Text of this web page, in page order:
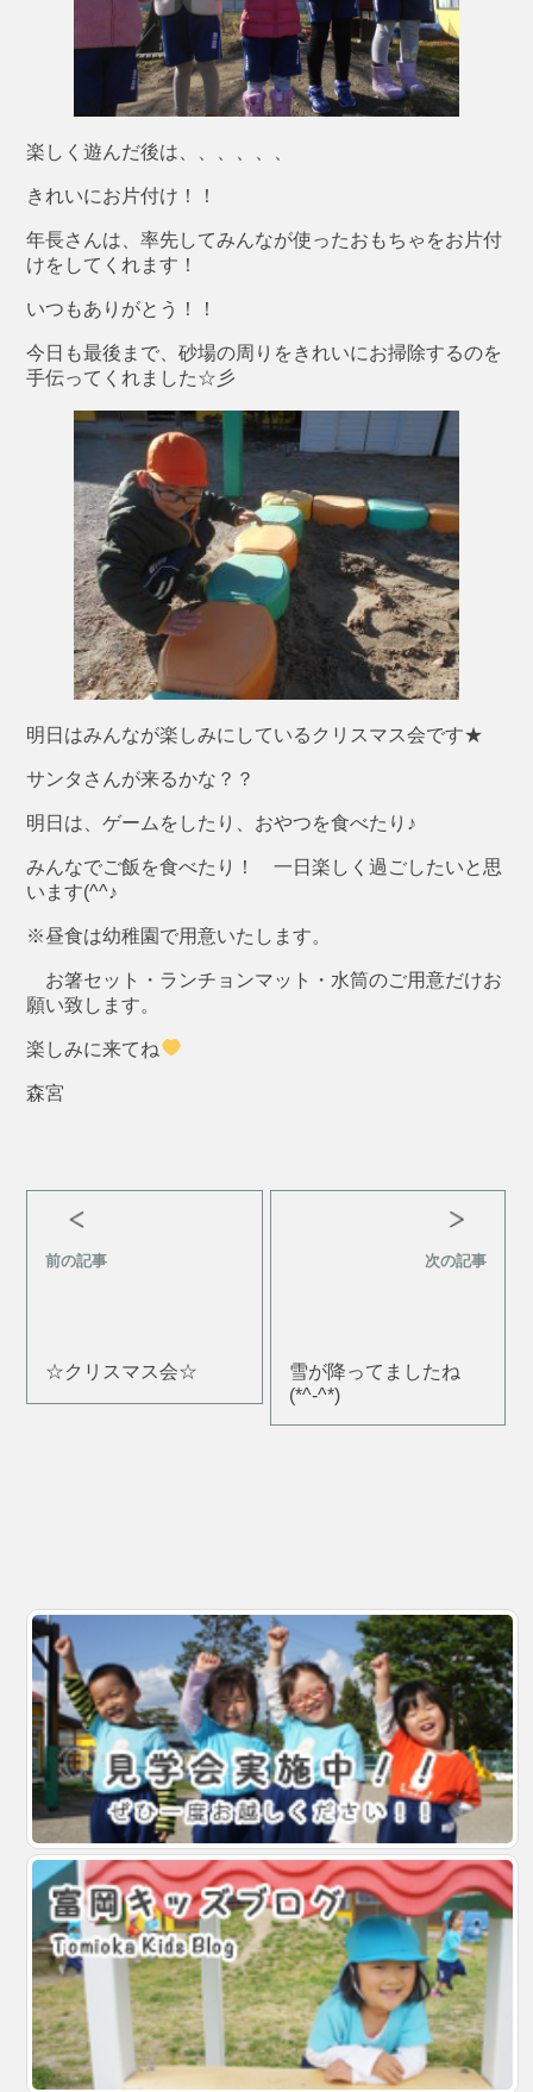
楽しく遊んだ後は、、、、、、
きれいにお片付け！！
年長さんは、率先してみんなが使ったおもちゃをお片付
けをしてくれます！
いつもありがとう！！
今日も最後まで、砂場の周りをきれいにお掃除するのを
手伝ってくれました☆彡
明日はみんなが楽しみにしているクリスマス会です★
サンタさんが来るかな？？
明日は、ゲームをしたり、おやつを食べたり♪
みんなでご飯を食べたり！ 一日楽しく過ごしたいと思
います(^^♪
※昼食は幼稚園で用意いたします。
お箸セット・ランチョンマット・水筒のご用意だけお
願い致します。
楽しみに来てね
森宮
前の記事
☆クリスマス会☆
次の記事
雪が降ってましたね
(*^-^*)